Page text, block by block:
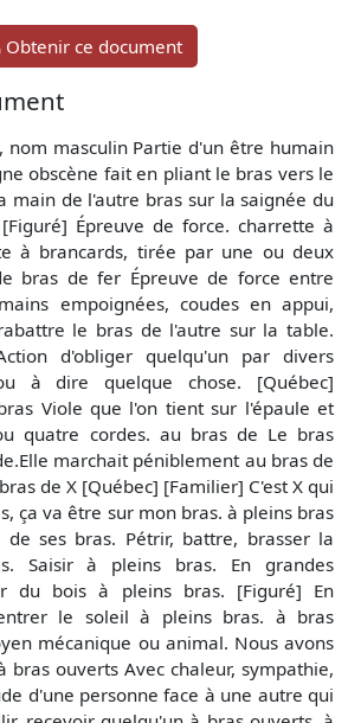
Obtenir ce document
nom masculin Partie d'un être humain
obscène fait en pliant le bras vers le
main de l'autre bras sur la saignée du
Épreuve de force. charrette à
à brancards, tirée par une ou deux
bras de fer Épreuve de force entre
empoignées, coudes en appui,
le bras de l'autre sur la table.
d'obliger quelqu'un par divers
à dire quelque chose. [Québec]
Viole que l'on tient sur l'épaule et
quatre cordes. au bras de Le bras
marchait péniblement au bras de
de X [Québec] [Familier] C'est X qui
ça va être sur mon bras. à pleins bras
ses bras. Pétrir, battre, brasser la
Saisir à pleins bras. En grandes
du bois à pleins bras. [Figuré] En
le soleil à pleins bras. à bras
mécanique ou animal. Nous avons
bras ouverts Avec chaleur, sympathie,
d'une personne face à une autre qui